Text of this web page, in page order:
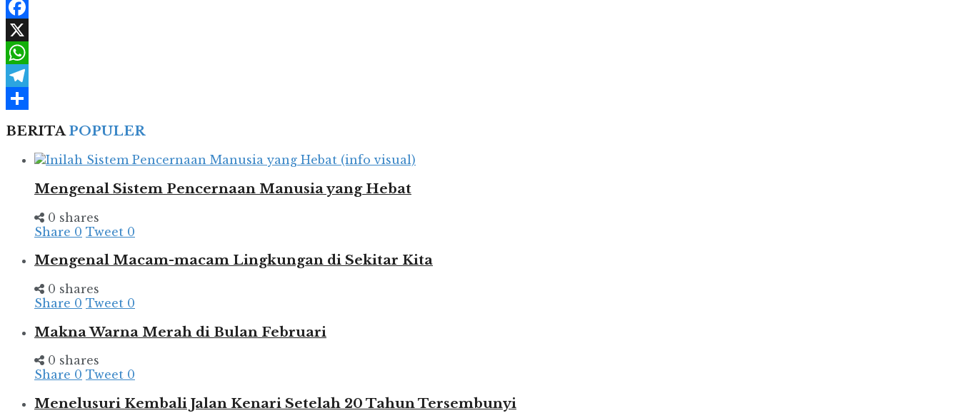
Facebook
X
WhatsApp
Telegram
BERITAPOPULER
Mengenal Sistem Pencernaan Manusia yang Hebat
0 shares
Share 0 Tweet 0
Mengenal Macam-macam Lingkungan di Sekitar Kita
0 shares
Share 0 Tweet 0
Makna Warna Merah di Bulan Februari
0 shares
Share 0 Tweet 0
Menelusuri Kembali Jalan Kenari Setelah 20 Tahun Tersembunyi